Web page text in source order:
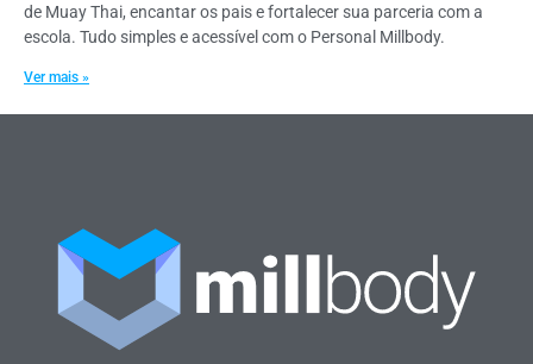
de Muay Thai, encantar os pais e fortalecer sua parceria com a
escola. Tudo simples e acessível com o Personal Millbody.
Ver mais »